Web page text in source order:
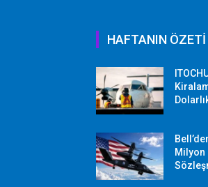
HAFTANIN ÖZETİ
Milyon